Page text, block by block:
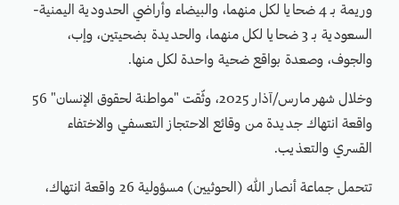
وريمة بـ 4 ضحايا لكل منهما، والبيضاء وأراضي الحدودية اليمنية-
السعودية بـ 3 ضحايا لكل منهما، والحديدة بضحيتين، وإب،
والجوف، وصعدة بواقع ضحية واحدة لكل منها.
وخلال شهر مارس/آذار 2025، وثّقت "مواطنة لحقوق الإنسان" 56
واقعة انتهاك جديدة من وقائع الاحتجاز التعسفي والاختفاء
القسري والتعذيب.
تتحمل جماعة أنصار الله (الحوثيين) مسؤولية 26 واقعة انتهاك،